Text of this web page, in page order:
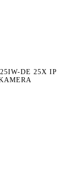
DE 25X IP